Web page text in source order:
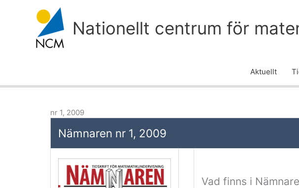
Nationellt centrum för
Aktuellt
nr 1, 2009
Nämnaren nr 1, 2009
Vad finns i